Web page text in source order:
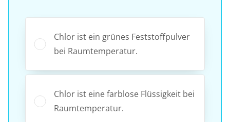
Chlor ist ein grünes Feststoffpulver
bei Raumtemperatur.
Chlor ist eine farblose Flüssigkeit bei
Raumtemperatur.